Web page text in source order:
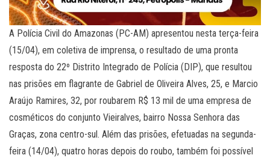
A Polícia Civil do Amazonas (PC-AM) apresentou nesta terça-feira
(15/04), em coletiva de imprensa, o resultado de uma pronta
resposta do 22º Distrito Integrado de Polícia (DIP), que resultou
nas prisões em flagrante de Gabriel de Oliveira Alves, 25, e Marcio
Araújo Ramires, 32, por roubarem R$ 13 mil de uma empresa de
cosméticos do conjunto Vieiralves, bairro Nossa Senhora das
Graças, zona centro-sul. Além das prisões, efetuadas na segunda-
feira (14/04), quatro horas depois do roubo, também foi possível